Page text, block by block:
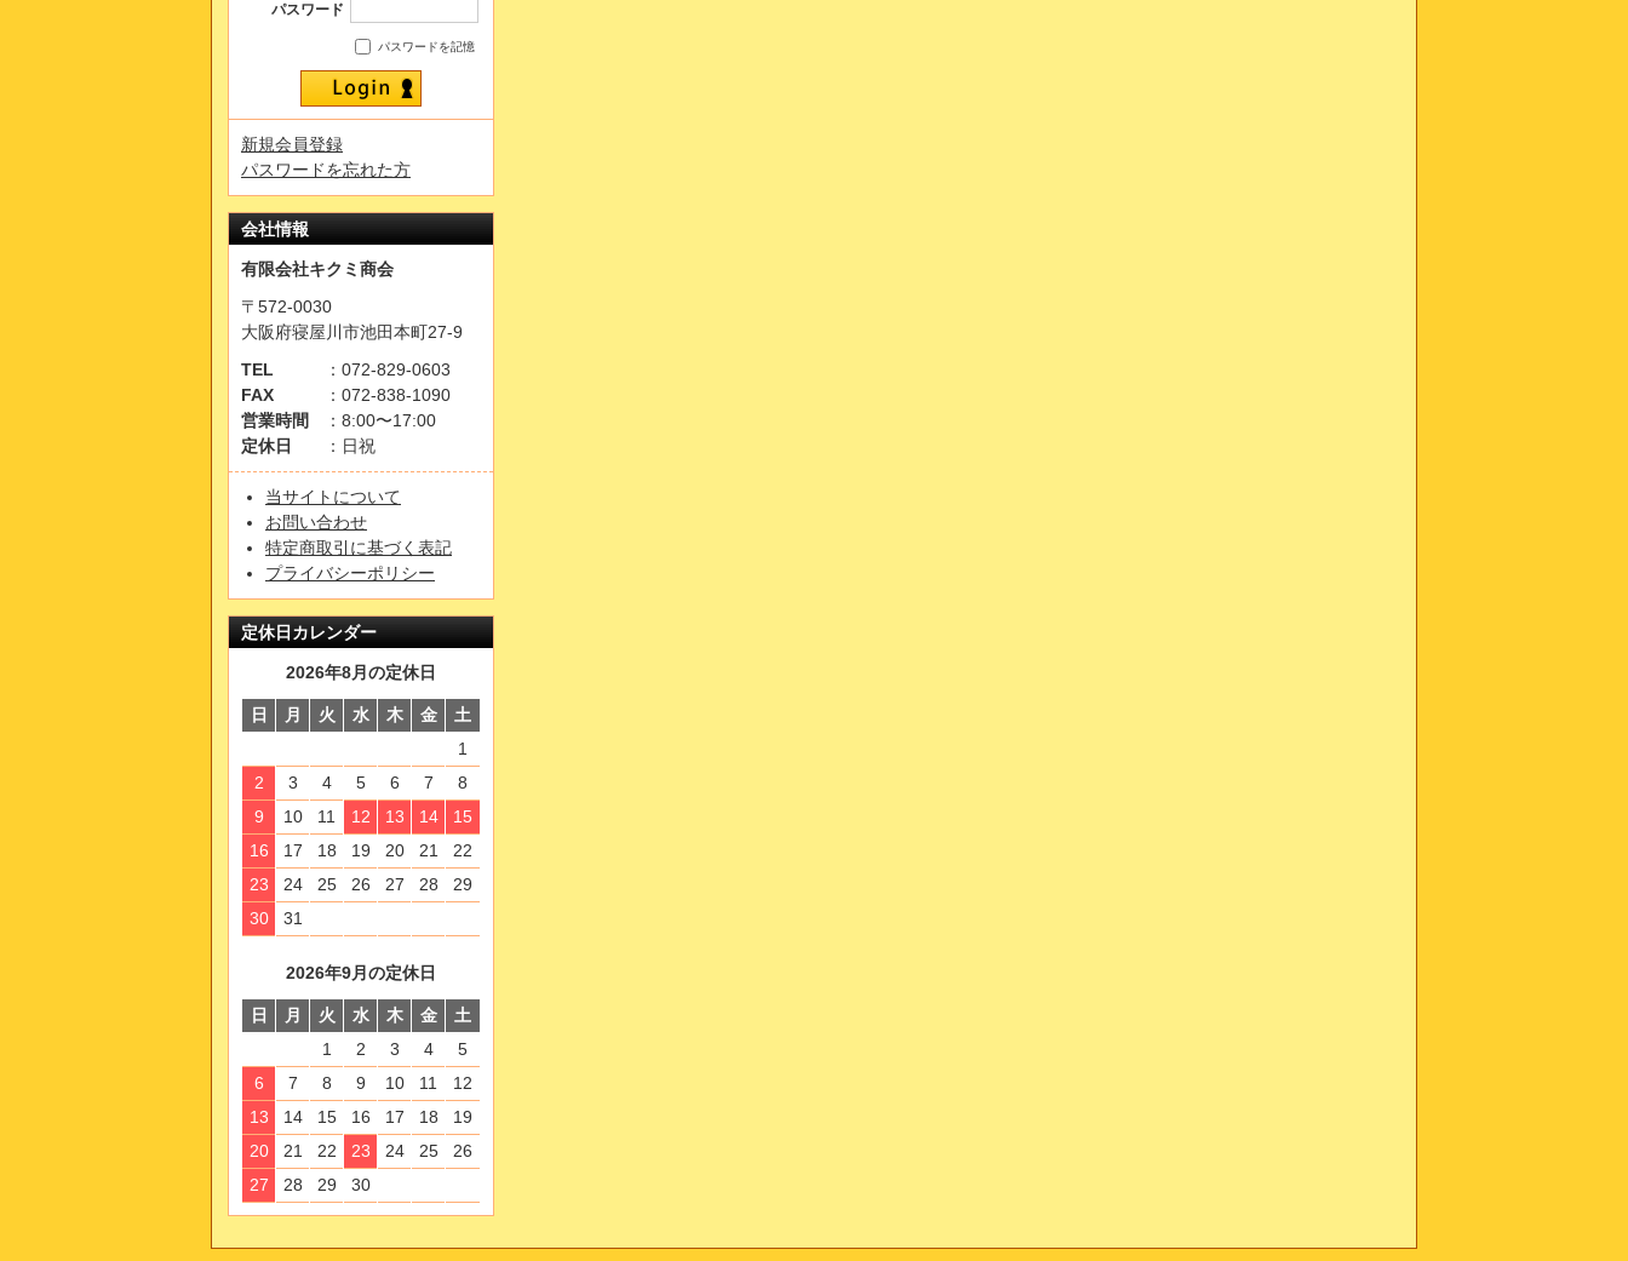
パスワード
パスワードを記憶
新規会員登録
パスワードを忘れた方
会社情報
有限会社キクミ商会
〒572-0030
大阪府寝屋川市池田本町27-9
TEL
：072-829-0603
FAX
：072-838-1090
営業時間
：8:00〜17:00
定休日
：日祝
当サイトについて
お問い合わせ
特定商取引に基づく表記
プライバシーポリシー
定休日カレンダー
2026年8月の定休日
日 月 火 水 木 金
土
1
2
3 4 5 6 7
8
9
10 11 12 13 14
15
16
17 18 19 20 21
22
23
24 25 26 27 28
29
30
31
2026年9月の定休日
日 月 火 水 木 金
土
1
2 3 4
5
6
7 8 9 10 11
12
13
14 15 16 17 18
19
20
21 22 23 24 25
26
27
28 29 30